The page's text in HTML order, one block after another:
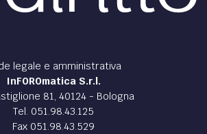
legale e amministrativa
InFOROmatica S.r.l.
81, 40124 - Bologna
Tel. 051.98.43.125
Fax 051.98.43.529